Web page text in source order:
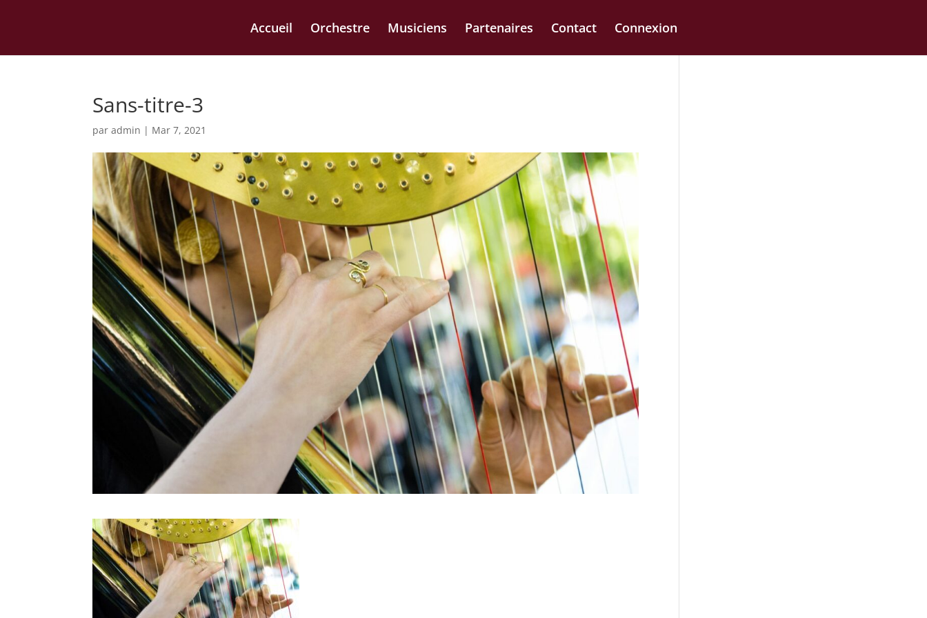
Accueil Orchestre Musiciens Partenaires Contact Connexion
Sans-titre-3
paradmin | Mar 7, 2021